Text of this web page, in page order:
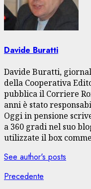
Davide Buratti
Davide Buratti,
della Cooperativa
pubblica il Corriere
anni è stato
Oggi in pensione
a 360 gradi nel suo
utilizzate il box
See author's posts
Navigazione
Precedente